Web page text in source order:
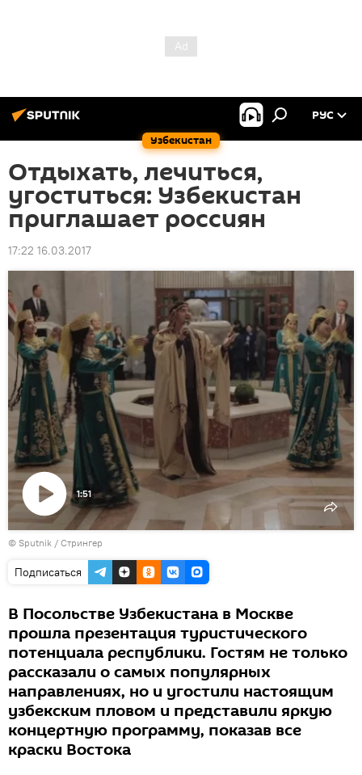
Узбекистан
РУС
Отдыхать, лечиться,
угоститься: Узбекистан
приглашает россиян
17:22 16.03.2017
Воспроизвести
видео
1:51
© Sputnik / Стрингер
Подписаться
В Посольстве Узбекистана в Москве
прошла презентация туристического
потенциала республики. Гостям не только
рассказали о самых популярных
направлениях, но и угостили настоящим
узбекским пловом и представили яркую
концертную программу, показав все
краски Востока